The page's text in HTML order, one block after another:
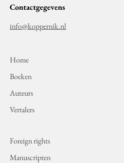
Contactgegevens
info@koppernik.nl
Home
Boeken
Auteurs
Vertalers
Foreign rights
Manuscripten